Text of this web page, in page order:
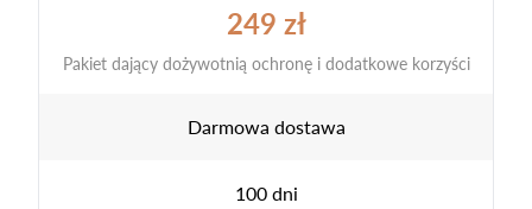
249 zł
Pakiet dający dożywotnią ochronę i dodatkowe korzyści
Darmowa dostawa
100 dni